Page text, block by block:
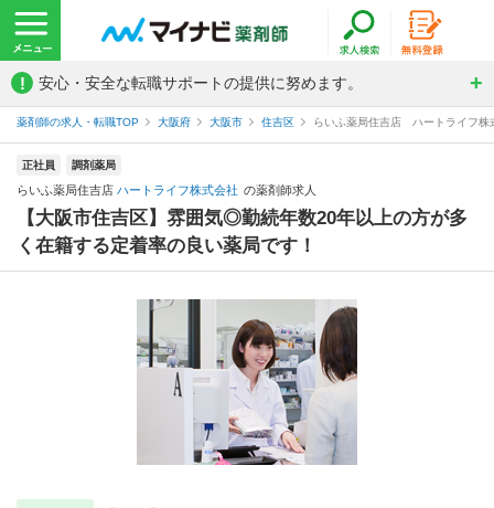
! 安心・安全な転職サポートの提供に努めます。
薬剤師の求人・転職TOP 大阪府 大阪市 住吉区 らいふ薬局住吉店 ハートライフ株
正社員 調剤薬局
らいふ薬局住吉店 ハートライフ株式会社 の薬剤師求人
【大阪市住吉区】雰囲気◎勤続年数20年以上の方が多
く在籍する定着率の良い薬局です！